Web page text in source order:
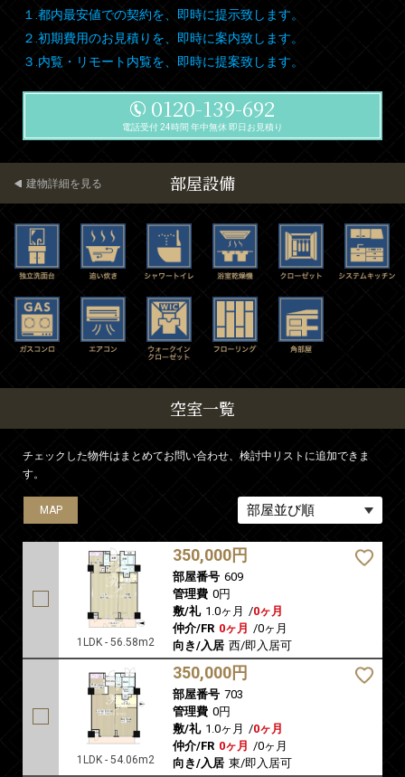
１.都内最安値での契約を、即時に提示致します。
２.初期費用のお見積りを、即時に案内致します。
３.内覧・リモート内覧を、即時に提案致します。
0120-139-692
電話受付 24時間 年中無休 即日お見積り
部屋設備
建物詳細を見る
空室一覧
チェックした物件はまとめてお問い合わせ、検討中リストに追加できま
す。
MAP
1LDK - 56.58m2
350,000円
部屋番号 609
管理費 0円
敷/礼 1.0ヶ月 /0ヶ月
仲介/FR 0ヶ月 /0ヶ月
向き/入居 西/即入居可
MAP
1LDK - 54.06m2
350,000円
部屋番号 703
管理費 0円
敷/礼 1.0ヶ月 /0ヶ月
仲介/FR 0ヶ月 /0ヶ月
向き/入居 東/即入居可
MAP
MAP
MAP